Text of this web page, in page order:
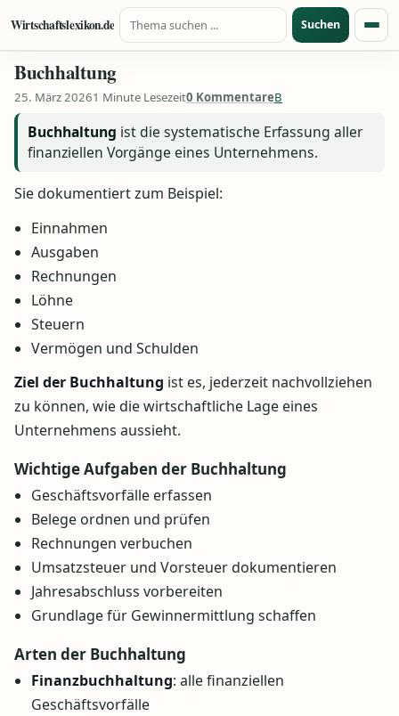
Zum Inhalt springen
Wirtschaftslexikon.de
Suche nach:
Suchen
Buchhaltung
25. März 20261 Minute Lesezeit0 KommentareB
Buchhaltung ist die systematische Erfassung aller
finanziellen Vorgänge eines Unternehmens.
Sie dokumentiert zum Beispiel:
Einnahmen
Ausgaben
Rechnungen
Löhne
Steuern
Vermögen und Schulden
Ziel der Buchhaltung ist es, jederzeit nachvollziehen
zu können, wie die wirtschaftliche Lage eines
Unternehmens aussieht.
Wichtige Aufgaben der Buchhaltung
Geschäftsvorfälle erfassen
Belege ordnen und prüfen
Rechnungen verbuchen
Umsatzsteuer und Vorsteuer dokumentieren
Jahresabschluss vorbereiten
Grundlage für Gewinnermittlung schaffen
Arten der Buchhaltung
Finanzbuchhaltung: alle finanziellen
Geschäftsvorfälle